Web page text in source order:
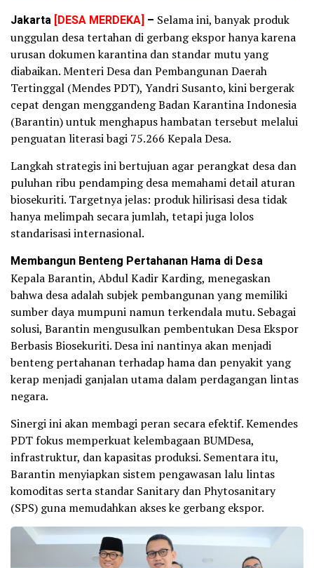
Jakarta [DESA MERDEKA] – Selama ini, banyak produk
unggulan desa tertahan di gerbang ekspor hanya karena
urusan dokumen karantina dan standar mutu yang
diabaikan. Menteri Desa dan Pembangunan Daerah
Tertinggal (Mendes PDT), Yandri Susanto, kini bergerak
cepat dengan menggandeng Badan Karantina Indonesia
(Barantin) untuk menghapus hambatan tersebut melalui
penguatan literasi bagi 75.266 Kepala Desa.
Langkah strategis ini bertujuan agar perangkat desa dan
puluhan ribu pendamping desa memahami detail aturan
biosekuriti. Targetnya jelas: produk hilirisasi desa tidak
hanya melimpah secara jumlah, tetapi juga lolos
standarisasi internasional.
Membangun Benteng Pertahanan Hama di Desa
Kepala Barantin, Abdul Kadir Karding, menegaskan
bahwa desa adalah subjek pembangunan yang memiliki
sumber daya mumpuni namun terkendala mutu. Sebagai
solusi, Barantin mengusulkan pembentukan Desa Ekspor
Berbasis Biosekuriti. Desa ini nantinya akan menjadi
benteng pertahanan terhadap hama dan penyakit yang
kerap menjadi ganjalan utama dalam perdagangan lintas
negara.
Sinergi ini akan membagi peran secara efektif. Kemendes
PDT fokus memperkuat kelembagaan BUMDesa,
infrastruktur, dan kapasitas produksi. Sementara itu,
Barantin menyiapkan sistem pengawasan lalu lintas
komoditas serta standar Sanitary dan Phytosanitary
(SPS) guna memudahkan akses ke gerbang ekspor.